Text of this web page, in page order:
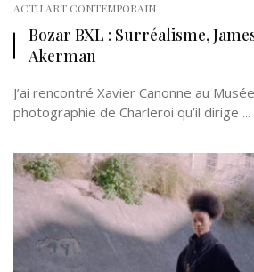
ACTU ART CONTEMPORAIN
Bozar BXL : Surréalisme,
Akerman
J’ai rencontré Xavier Canonne au
photographie de Charleroi qu’il dirige ...